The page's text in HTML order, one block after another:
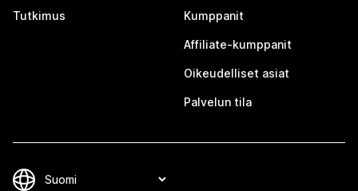
Tutkimus Kumppanit
Affiliate-kumppanit
Oikeudelliset asiat
Palvelun tila